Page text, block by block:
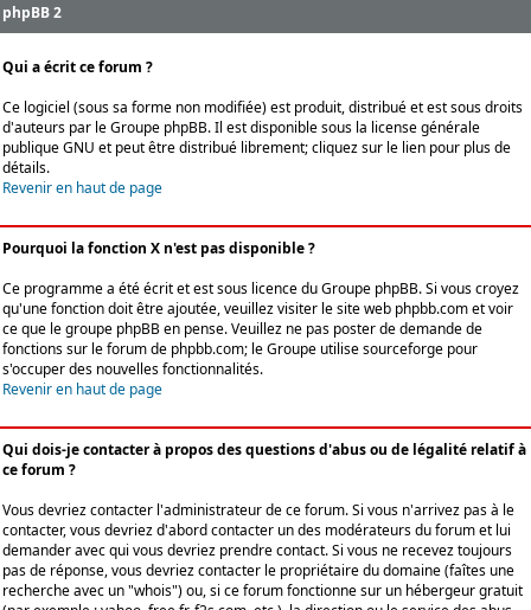
phpBB 2
Qui a écrit ce forum ?
Ce logiciel (sous sa forme non modifiée) est produit, distribué et est sous droits
d'auteurs par leGroupe phpBB. Il est disponible sous la license générale
publique GNU et peut être distribué librement; cliquez sur le lien pour plus de
détails.
Revenir en haut de page
Pourquoi la fonction X n'est pas disponible ?
Ce programme a été écrit et est sous licence du Groupe phpBB. Si vous croyez
qu'une fonction doit être ajoutée, veuillez visiter le site web phpbb.com et voir
ce que le groupe phpBB en pense. Veuillez ne pas poster de demande de
fonctions sur le forum de phpbb.com; le Groupe utilise sourceforge pour
s'occuper des nouvelles fonctionnalités.
Revenir en haut de page
Qui dois-je contacter à propos des questions d'abus ou de légalité relatif à
ce forum ?
Vous devriez contacter l'administrateur de ce forum. Si vous n'arrivez pas à le
contacter, vous devriez d'abord contacter un des modérateurs du forum et lui
demander avec qui vous devriez prendre contact. Si vous ne recevez toujours
pas de réponse, vous devriez contacter le propriétaire du domaine (faîtes une
recherche avec un "whois") ou, si ce forum fonctionne sur un hébergeur gratuit